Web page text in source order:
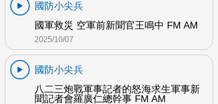
國防小尖兵
國軍救災 空軍前新聞官王鳴中 FM AM
2025/10/07
國防小尖兵
八二三炮戰軍事記者的怒海求生軍事新
聞記者會羅廣仁總幹事 FM AM